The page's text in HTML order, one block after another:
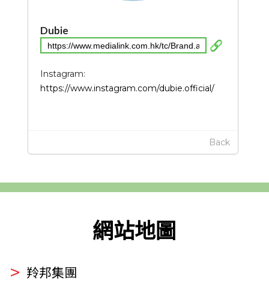
Dubie
Instagram:
https://www.instagram.com/dubie.official/
Back
網站地圖
羚邦集團